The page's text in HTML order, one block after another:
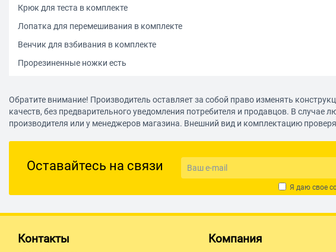
Крюк для теста в комплекте
Лопатка для перемешивания в комплекте
Венчик для взбивания в комплекте
Прорезиненные ножки есть
Размеры (ШхВхГ) 3856 х 295 х 220 мм
Вес 4.2 кг
Обратите внимание! Производитель оставляет за собой право изменять
качеств, без предварительного уведомления потребителя и продавцов. В
производителя или у менеджеров магазина. Внешний вид и комплектацию
Оставайтесь на связи
Я даю свое
Контакты Компания